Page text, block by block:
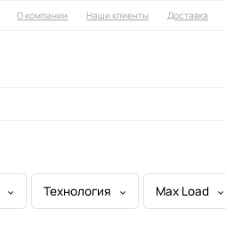
О компании Наши клиенты Доставка
Технология Max Load